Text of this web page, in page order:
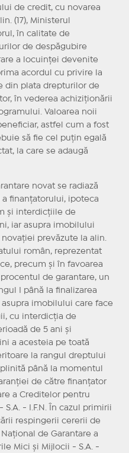
de credit, cu novarea
(17), Ministerul
în calitate de
de despăgubire
a locuinței devenite
acordul cu privire la
din plata drepturilor de
în vederea achiziționării
Valoarea noii
astfel cum a fost
să fie cel puțin egală
la care se adaugă
novat se radiază
a finanțatorului, ipoteca
și interdicțiile de
iar asupra imobilului
prevăzute la alin.
român, reprezentat
precum și în favoarea
de garantare, un
I până la finalizarea
imobilului care face
cu interdicția de
de 5 ani și
a acesteia pe toată
la rangul dreptului
până la momentul
de către finanțator
a Creditelor pentru
- I.F.N. În cazul primirii
respingerii cererii de
de Garantare a
Mici și Mijlocii - S.A. -